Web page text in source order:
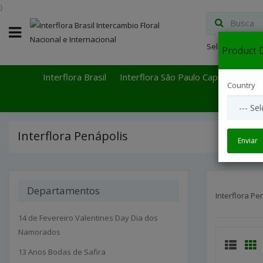
Select
Interflora Brasil Interflora São Paulo Capital
Interflora Penápolis
Departamentos
14 de Fevereiro Valentines Day Dia dos
Namorados
13 Anos Bodas de Safira
Interflora
}
Product
Country
Enviar